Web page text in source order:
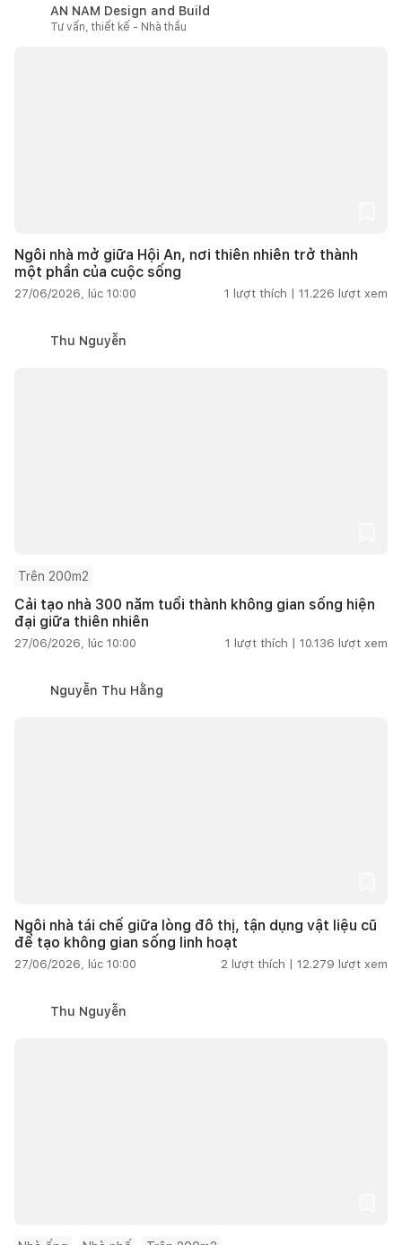
AN NAM Design and Build
Tư vấn, thiết kế - Nhà thầu
Ngôi nhà mở giữa Hội An, nơi thiên nhiên trở thành
một phần của cuộc sống
27/06/2026, lúc 10:00 1 lượt thích | 11.226 lượt xem
Thu Nguyễn
Trên 200m2
Cải tạo nhà 300 năm tuổi thành không gian sống hiện
đại giữa thiên nhiên
27/06/2026, lúc 10:00 1 lượt thích | 10.136 lượt xem
Nguyễn Thu Hằng
Ngôi nhà tái chế giữa lòng đô thị, tận dụng vật liệu cũ
để tạo không gian sống linh hoạt
27/06/2026, lúc 10:00 2 lượt thích | 12.279 lượt xem
Thu Nguyễn